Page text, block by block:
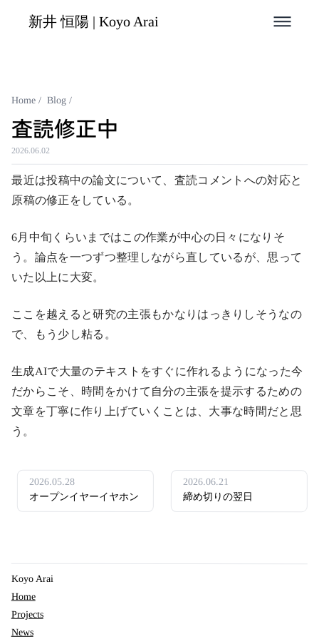
新井 恒陽 | Koyo Arai
Home / Blog /
査読修正中
2026.06.02
最近は投稿中の論文について、査読コメントへの対応と
原稿の修正をしている。
6月中旬くらいまではこの作業が中心の日々になりそ
う。論点を一つずつ整理しながら直しているが、思って
いた以上に大変。
ここを越えると研究の主張もかなりはっきりしそうなの
で、もう少し粘る。
生成AIで大量のテキストをすぐに作れるようになった今
だからこそ、時間をかけて自分の主張を提示するための
文章を丁寧に作り上げていくことは、大事な時間だと思
う。
2026.05.28
オープンイヤーイヤホン
2026.06.21
締め切りの翌日
Koyo Arai
Home
Projects
News